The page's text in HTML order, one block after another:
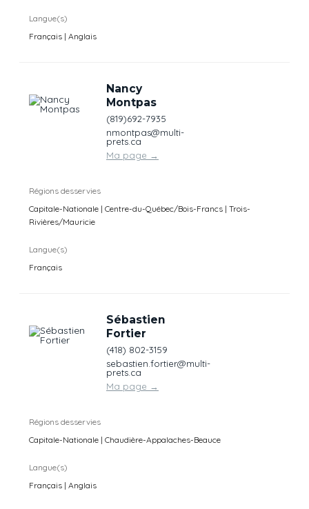
Langue(s)
Français | Anglais
Nancy
Montpas
(819)692-7935
nmontpas@multi-
prets.ca
Ma page →
Régions desservies
Capitale-Nationale | Centre-du-Québec/Bois-Francs | Trois-
Rivières/Mauricie
Langue(s)
Français
Sébastien
Fortier
(418) 802-3159
sebastien.fortier@multi-
prets.ca
Ma page →
Régions desservies
Capitale-Nationale | Chaudière-Appalaches-Beauce
Langue(s)
Français | Anglais